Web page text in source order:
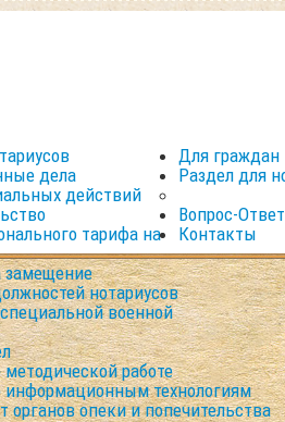
дела
действий
тарифа на
замещение
нотариусов
военной
Для граждан
Раздел для
работе
информационным технологиям
органов опеки и попечительства
Вопрос-Ответ
Контакты